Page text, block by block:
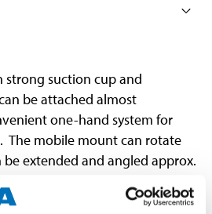
suction cup and
be attached almost
one-hand system for
The mobile mount can rotate
be extended and angled approx.